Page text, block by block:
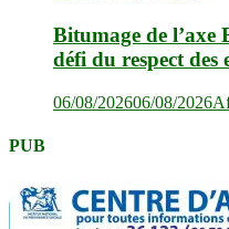
Bitumage de l’axe
défi du respect des
06/08/202606/08/2026
PUB